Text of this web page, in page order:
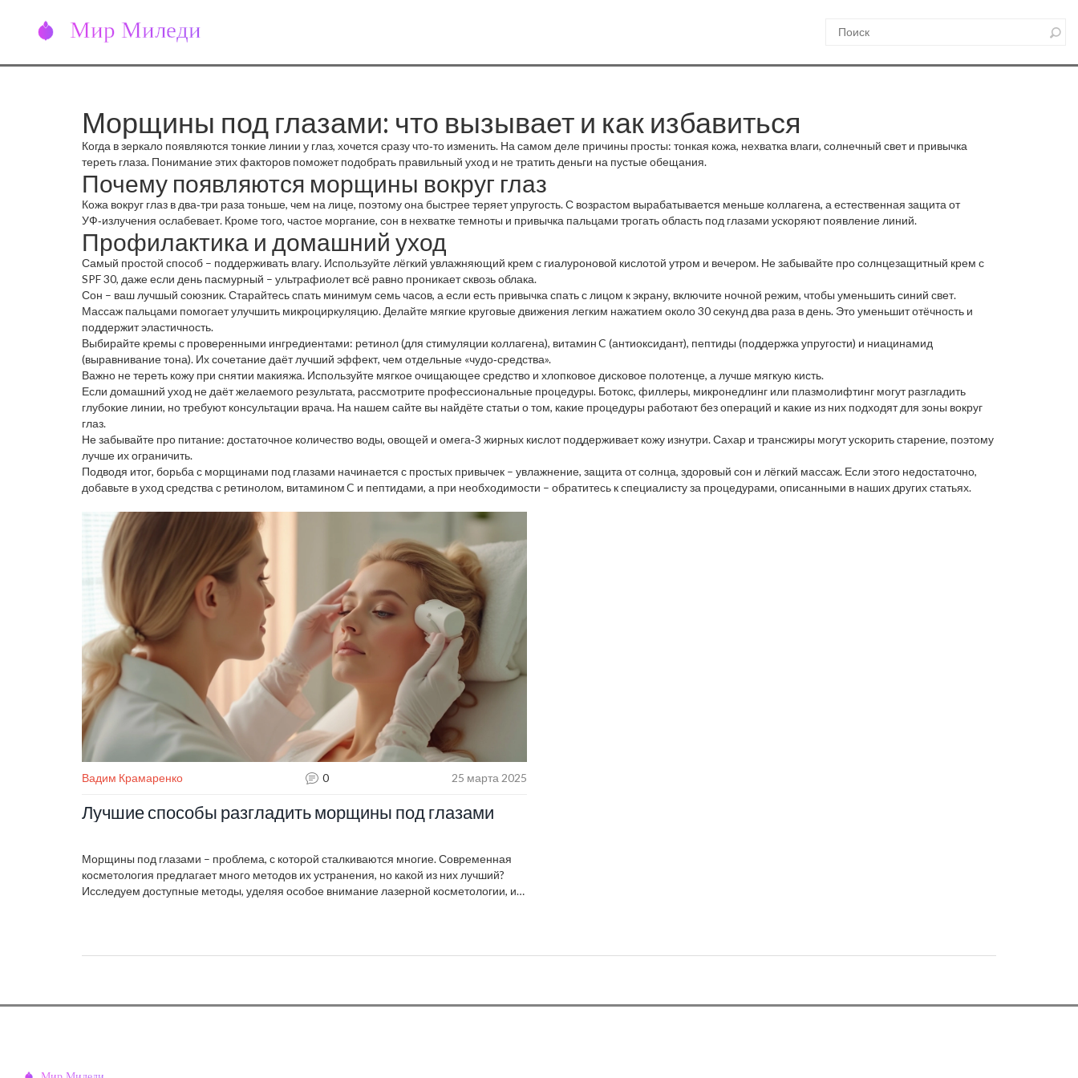
Морщины под глазами: что вызывает и как избавиться
Когда в зеркало появляются тонкие линии у глаз, хочется сразу что‑то изменить. На самом деле причины просты: тонкая кожа, нехватка влаги, солнечный свет и привычка
тереть глаза. Понимание этих факторов поможет подобрать правильный уход и не тратить деньги на пустые обещания.
Почему появляются морщины вокруг глаз
Кожа вокруг глаз в два‑три раза тоньше, чем на лице, поэтому она быстрее теряет упругость. С возрастом вырабатывается меньше коллагена, а естественная защита от
УФ‑излучения ослабевает. Кроме того, частое моргание, сон в нехватке темноты и привычка пальцами трогать область под глазами ускоряют появление линий.
Профилактика и домашний уход
Самый простой способ – поддерживать влагу. Используйте лёгкий увлажняющий крем с гиалуроновой кислотой утром и вечером. Не забывайте про солнцезащитный крем с
SPF 30, даже если день пасмурный – ультрафиолет всё равно проникает сквозь облака.
Сон – ваш лучшый союзник. Старайтесь спать минимум семь часов, а если есть привычка спать с лицом к экрану, включите ночной режим, чтобы уменьшить синий свет.
Массаж пальцами помогает улучшить микроциркуляцию. Делайте мягкие круговые движения легким нажатием около 30 секунд два раза в день. Это уменьшит отёчность и
поддержит эластичность.
Выбирайте кремы с проверенными ингредиентами: ретинол (для стимуляции коллагена), витамин C (антиоксидант), пептиды (поддержка упругости) и ниацинамид
(выравнивание тона). Их сочетание даёт лучший эффект, чем отдельные «чудо‑средства».
Важно не тереть кожу при снятии макияжа. Используйте мягкое очищающее средство и хлопковое дисковое полотенце, а лучше мягкую кисть.
Если домашний уход не даёт желаемого результата, рассмотрите профессиональные процедуры. Ботокс, филлеры, микронедлинг или плазмолифтинг могут разгладить
глубокие линии, но требуют консультации врача. На нашем сайте вы найдёте статьи о том, какие процедуры работают без операций и какие из них подходят для зоны вокруг
глаз.
Не забывайте про питание: достаточное количество воды, овощей и омега‑3 жирных кислот поддерживает кожу изнутри. Сахар и трансжиры могут ускорить старение, поэтому
лучше их ограничить.
Подводя итог, борьба с морщинами под глазами начинается с простых привычек – увлажнение, защита от солнца, здоровый сон и лёгкий массаж. Если этого недостаточно,
добавьте в уход средства с ретинолом, витамином C и пептидами, а при необходимости – обратитесь к специалисту за процедурами, описанными в наших других статьях.
Вадим Крамаренко 0 25 марта 2025
Лучшие способы разгладить морщины под глазами
Морщины под глазами – проблема, с которой сталкиваются многие. Современная
косметология предлагает много методов их устранения, но какой из них лучший?
Исследуем доступные методы, уделяя особое внимание лазерной косметологии, и